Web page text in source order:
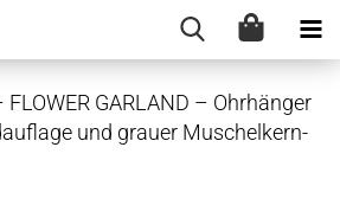
FLOWER GAR­LAND – Ohr­hän­ger
und grau­er Mu­schel­kern­